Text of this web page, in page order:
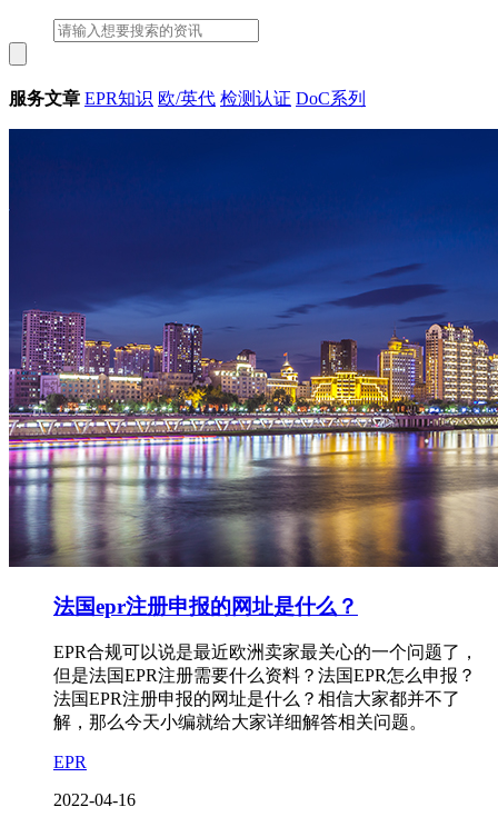
服务文章 EPR知识 欧/英代 检测认证 DoC系列
法国epr注册申报的网址是什么？
EPR合规可以说是最近欧洲卖家最关心的一个问题了，
但是法国EPR注册需要什么资料？法国EPR怎么申报？
法国EPR注册申报的网址是什么？相信大家都并不了
解，那么今天小编就给大家详细解答相关问题。
EPR
2022-04-16